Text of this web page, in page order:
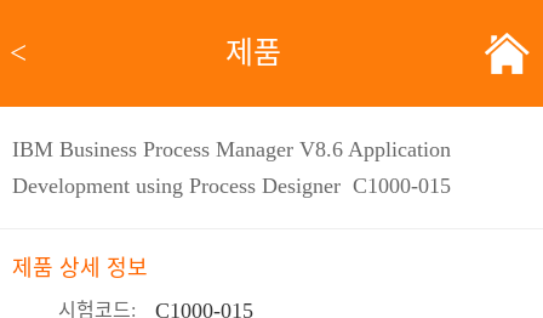
< 제품
IBM Business Process Manager V8.6 Application
Development using Process Designer C1000-015
제품 상세 정보
시험코드: C1000-015